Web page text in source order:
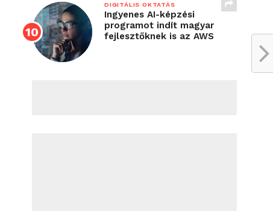
DIGITÁLIS OKTATÁS
Ingyenes AI-képzési
programot indít magyar
fejlesztőknek is az AWS